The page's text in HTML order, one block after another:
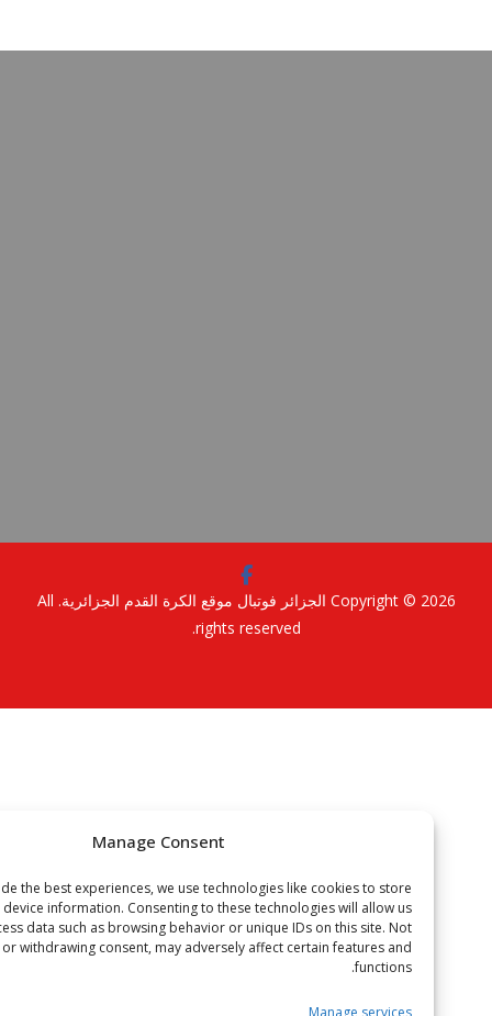
Manage Consent
To provide the best experiences, we use technologies like cookies to store
access device information. Consenting to these technologies will allow us
to process data such as browsing behavior or unique IDs on this site. Not
or withdrawing consent, may adversely affect certain features and
Manage services
Copyright © الجزائر فوتبال موقع الكرة القدم الجزائرية
. All
rights reserved.